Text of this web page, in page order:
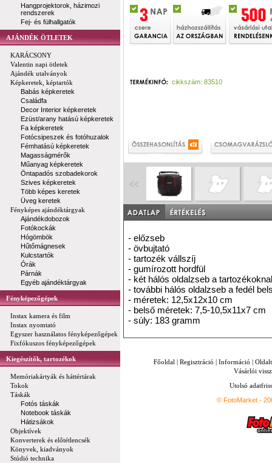
Hangprojektorok, házimozi
rendszerek
Fej- és fülhallgatók
AJÁNDÉK ÖTLETEK
KARÁCSONY
Valentin napi ötletek
Ajándék utalványok
Képkeretek, képtartók
Babás képkeretek
Családfa
Decor Interior képkeretek
Ezüst/arany hatású képkeretek
Fa képkeretek
Fotócsipeszek és fotóhuzalok
Fémhatású képkeretek
Magasságmérők
Műanyag képkeretek
Öntapadós szobadekorok
Szives képkeretek
Több képes keretek
Üveg keretek
Fényképes ajándéktárgyak
Ajándékdobozok
Fotókockák
Hógömbök
Hűtőmágnesek
Kulcstartók
Órák
Párnák
Egyéb ajándéktárgyak
Fényképezőgépek
Instax kamera és film
Instax nyomtató
Egyszer használatos fényképezőgépek
Fixfókuszos fényképezőgépek
Kiegészítők, tartozékok
Memóriakártyák és háttértárak
Tokok
Táskák
Fotós táskák
Notebook táskák
Hátizsákok
Objektívek
Konverterek és előtétlencsék
Könyvek, kiadványok
Stúdió technika
cikkszám: 83510
- előzseb
- övbujtató
- tartozék vállszíj
- gumírozott hordfül
- két hálós oldalzseb a
- további hálós oldalzseb a fedél
- méretek: 12,5x12x10 cm
- belső méretek: 7,5-10,5x11x7 cm
- súly: 183 gramm
Főoldal | Regisztráció | Információ |
Vásárlói
Utolsó
© FotoMarket -